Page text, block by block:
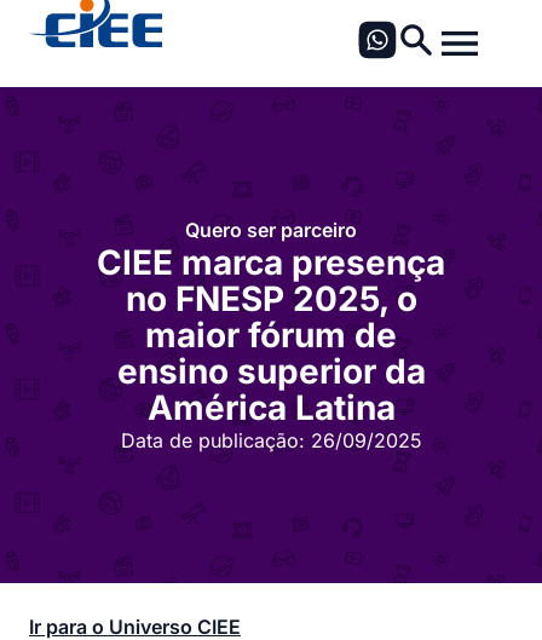
Quero ser parceiro
CIEE marca presença
no FNESP 2025, o
maior fórum de
ensino superior da
América Latina
Data de publicação: 26/09/2025
Ir para o Universo CIEE